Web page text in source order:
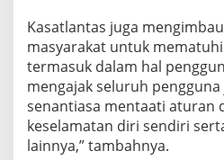
a
n
g
T
i
d
a
k
S
Kasatlantas juga
masyarakat untuk
termasuk dalam hal
mengajak seluruh
senantiasa mentaati aturan
keselamatan diri sendiri
lainnya,” tambahnya.